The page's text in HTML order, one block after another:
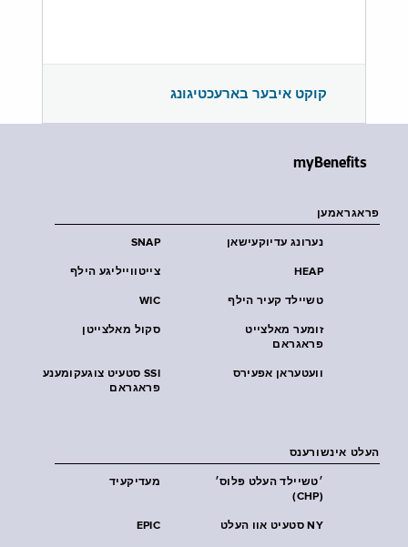
קוקט איבער בארעכטיגונג
myBenefits
פראגראמען
SNAP נערונג עדיוקעישאן
צייטווייליגע הילף HEAP
WIC טשיילד קעיר הילף
סקול מאלצייטן
זומער מאלצייט
פראגראם
SSI סטעיט צוגעקומענע
פראגראם
וועטעראן אפעירס
העלט אינשורענס
מעדיקעיד
׳טשיילד העלט פּלוס׳
(CHP)
EPIC NY סטעיט אוו העלט